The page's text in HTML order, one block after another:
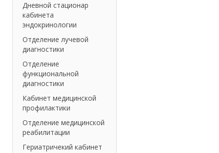
Дневной стационар
кабинета
эндокринологии
Отделение лучевой
диагностики
Отделение
функциональной
диагностики
Кабинет медицинской
профилактики
Отделение медицинской
реабилитации
Гериатричекий кабинет